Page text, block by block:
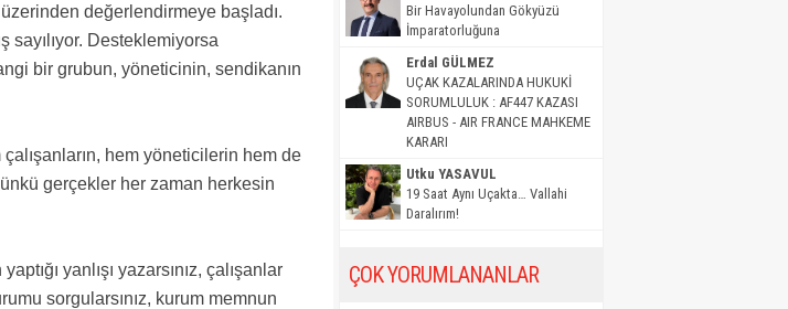
değerlendirmeye başladı.
Desteklemiyorsa
bir grubun, yöneticinin, sendikanın
hem yöneticilerin hem de
gerçekler her zaman herkesin
yanlışı yazarsınız, çalışanlar
sorgularsınız, kurum memnun
Bir Havayolundan Gökyüzü
İmparatorluğuna
Erdal GÜLMEZ
UÇAK KAZALARINDA HUKUKİ
SORUMLULUK : AF447 KAZASI
AIRBUS - AIR FRANCE MAHKEME
KARARI
Utku YASAVUL
19 Saat Aynı Uçakta… Vallahi
Daralırım!
ÇOK YORUMLANANLAR